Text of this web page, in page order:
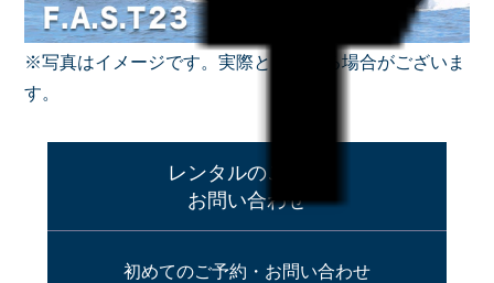
※写真はイメージです。実際とは異なる場合がございま
す。
レンタルのご予約
お問い合わせ
初めてのご予約・お問い合わせ